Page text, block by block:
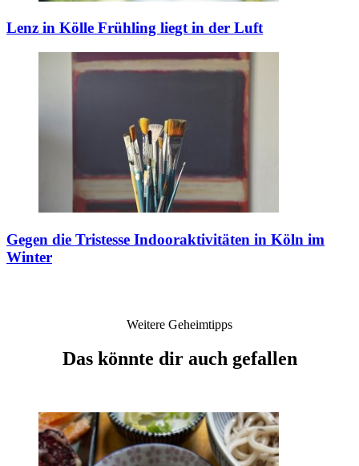
Lenz in Kölle Frühling liegt in der Luft
Gegen die Tristesse Indooraktivitäten in Köln im
Winter
Weitere Geheimtipps
Das könnte dir auch gefallen